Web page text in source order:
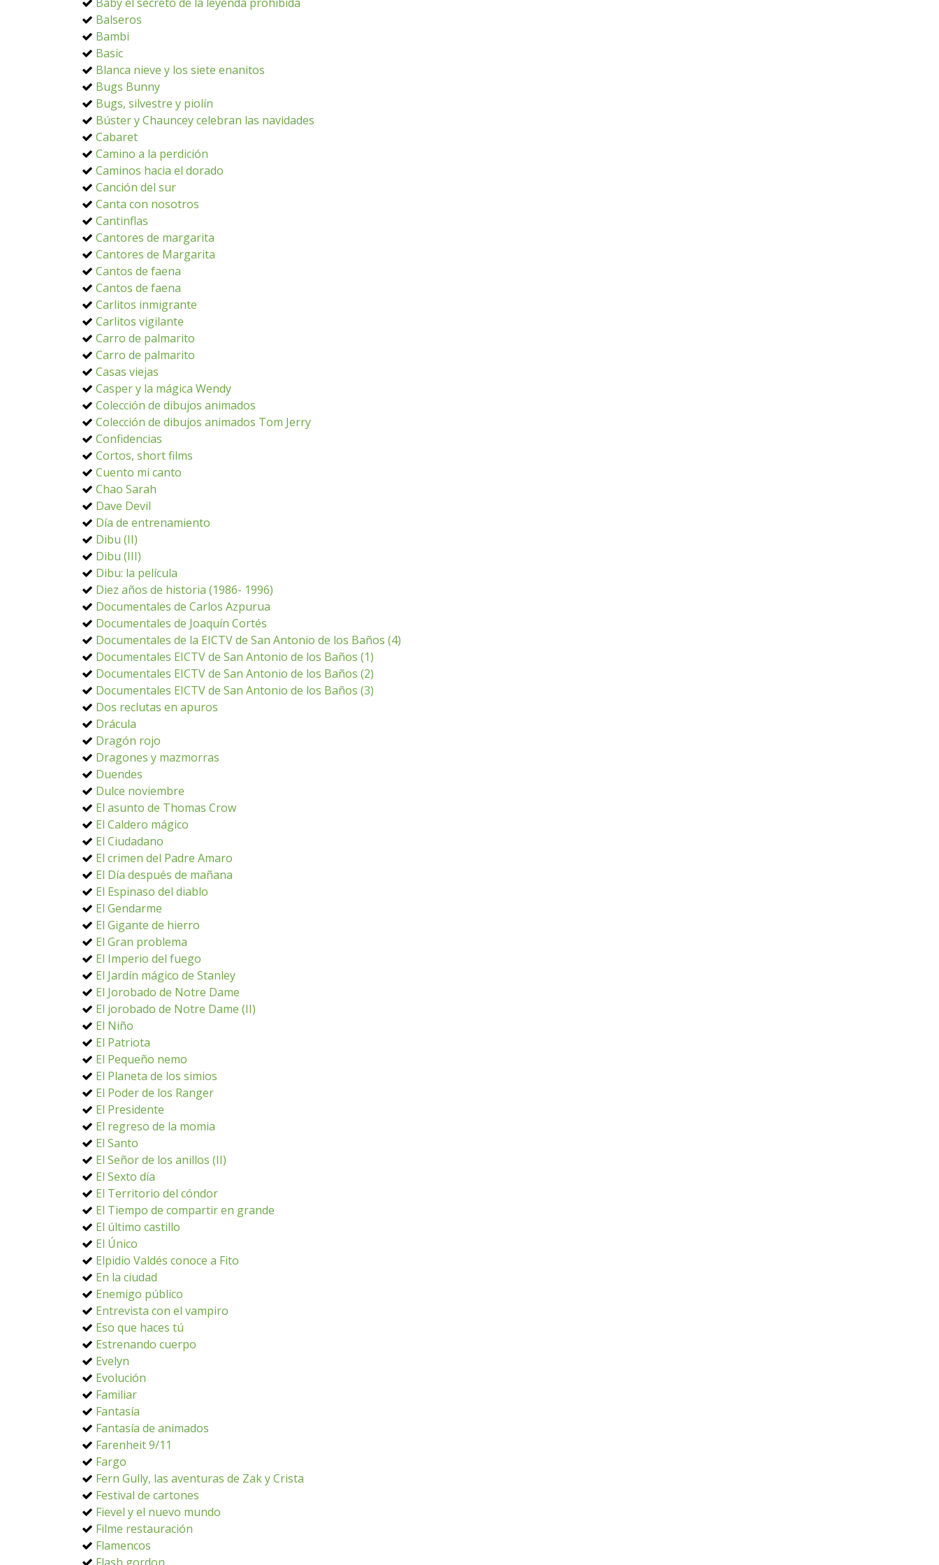
Balseros
Bambi
Basic
Blanca nieve y los siete enanitos
Bugs Bunny
Bugs, silvestre y piolín
Búster y Chauncey celebran las navidades
Cabaret
Camino a la perdición
Caminos hacia el dorado
Canción del sur
Canta con nosotros
Cantinflas
Cantores de margarita
Cantores de Margarita
Cantos de faena
Cantos de faena
Carlitos inmigrante
Carlitos vigilante
Carro de palmarito
Carro de palmarito
Casas viejas
Casper y la mágica Wendy
Colección de dibujos animados
Colección de dibujos animados Tom Jerry
Confidencias
Cortos, short films
Cuento mi canto
Chao Sarah
Dave Devil
Día de entrenamiento
Dibu (II)
Dibu (III)
Dibu: la película
Diez años de historia (1986- 1996)
Documentales de Carlos Azpurua
Documentales de Joaquín Cortés
Documentales de la EICTV de San Antonio de los Baños (4)
Documentales EICTV de San Antonio de los Baños (1)
Documentales EICTV de San Antonio de los Baños (2)
Documentales EICTV de San Antonio de los Baños (3)
Dos reclutas en apuros
Drácula
Dragón rojo
Dragones y mazmorras
Duendes
Dulce noviembre
El asunto de Thomas Crow
El Caldero mágico
El Ciudadano
El crimen del Padre Amaro
El Día después de mañana
El Espinaso del diablo
El Gendarme
El Gigante de hierro
El Gran problema
El Imperio del fuego
El Jardín mágico de Stanley
El Jorobado de Notre Dame
El jorobado de Notre Dame (II)
El Niño
El Patriota
El Pequeño nemo
El Planeta de los simios
El Poder de los Ranger
El Presidente
El regreso de la momia
El Santo
El Señor de los anillos (II)
El Sexto día
El Territorio del cóndor
El Tiempo de compartir en grande
El último castillo
El Único
Elpidio Valdés conoce a Fito
En la ciudad
Enemigo público
Entrevista con el vampiro
Eso que haces tú
Estrenando cuerpo
Evelyn
Evolución
Familiar
Fantasía
Fantasía de animados
Farenheit 9/11
Fargo
Fern Gully, las aventuras de Zak y Crista
Festival de cartones
Fievel y el nuevo mundo
Filme restauración
Flamencos